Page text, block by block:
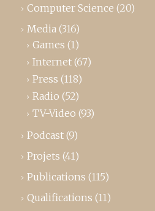
Computer Science (20)
Media (316)
Games (1)
Internet (67)
Press (118)
Radio (52)
TV-Video (93)
Podcast (9)
Projets (41)
Publications (115)
Qualifications (11)